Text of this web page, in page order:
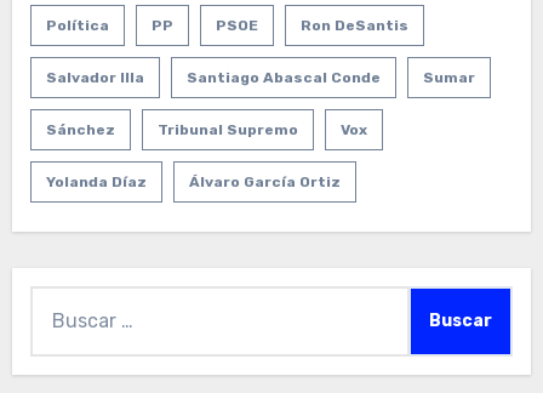
Política PP PSOE Ron DeSantis
Salvador Illa Santiago Abascal Conde Sumar
Sánchez Tribunal Supremo Vox
Yolanda Díaz Álvaro García Ortiz